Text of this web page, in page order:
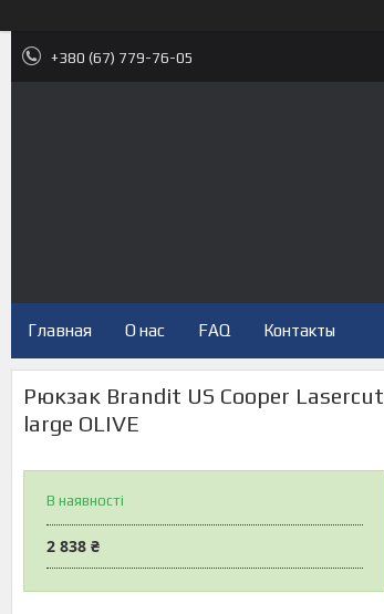
+380 (67) 779-76-05
Главная О нас FAQ Контакты
Рюкзак Brandit US Cooper Lasercut
large OLIVE
В наявності
2 838 ₴